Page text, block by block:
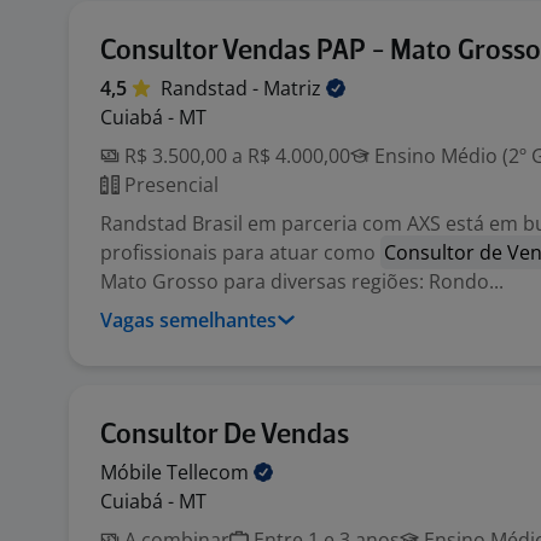
Consultor Vendas PAP - Mato
4,5 Randstad - Matriz
Cuiabá - MT
R$ 3.500,00 a R$ 4.000,00
Ensino Médio (2º
Presencial
Randstad Brasil em parceria com AXS está em
profissionais para atuar como Consultor de
Mato Grosso para diversas regiões: Rondo...
Vagas semelhantes
Consultor De Vendas
Móbile Tellecom
Cuiabá - MT